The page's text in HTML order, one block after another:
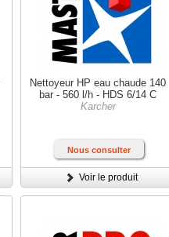
Nettoyeur HP eau chaude 140
bar - 560 l/h - HDS 6/14 C
Karcher
Nous consulter
Voir le produit